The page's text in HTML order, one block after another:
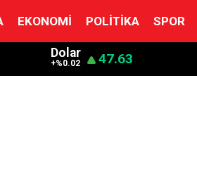
EKONOMI POLITIKA SPOR
Dolar
+%0.02 47.63